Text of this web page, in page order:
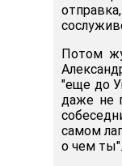
Потом
"еще до
даже не
самом
о чем ты".